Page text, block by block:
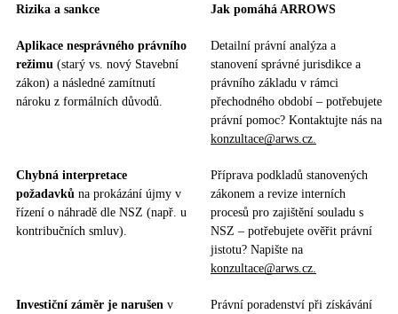
Rizika a sankce Jak pomáhá ARROWS
Aplikace nesprávného právního
režimu (starý vs. nový Stavební
zákon) a následné zamítnutí
nároku z formálních důvodů.
Detailní právní analýza a
stanovení správné jurisdikce a
právního základu v rámci
přechodného období – potřebujete
právní pomoc? Kontaktujte nás na
konzultace@arws.cz.
Chybná interpretace
požadavků na prokázání újmy v
řízení o náhradě dle NSZ (např. u
kontribučních smluv).
Příprava podkladů stanovených
zákonem a revize interních
procesů pro zajištění souladu s
NSZ – potřebujete ověřit právní
jistotu? Napište na
konzultace@arws.cz.
Investiční záměr je narušen v
Právní poradenství při získávání